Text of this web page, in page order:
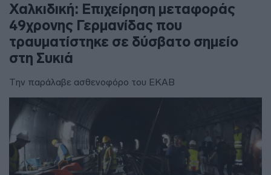
Χαλκιδική: Επιχείρηση μεταφοράς
49χρονης Γερμανίδας που
τραυματίστηκε σε δύσβατο σημείο
στη Συκιά
Την παράλαβε ασθενοφόρο του ΕΚΑΒ